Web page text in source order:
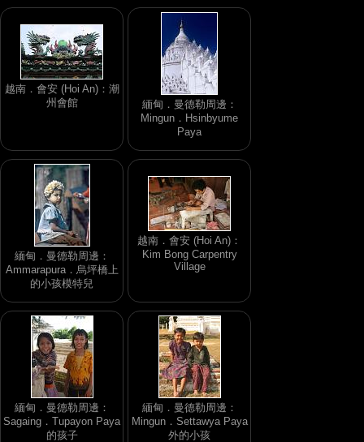
越南．會安 (Hoi An)：潮
州會館
緬甸．曼德勒周邊：
Mingun．Hsinbyume
Paya
緬甸．曼德勒周邊：
Ammarapura．烏坪橋上
的小孩模特兒
越南．會安 (Hoi An)：
Kim Bong Carpentry
Village
緬甸．曼德勒周邊：
Sagaing．Tupayon Paya
的孩子
緬甸．曼德勒周邊：
Mingun．Settawya Paya
外的小孩